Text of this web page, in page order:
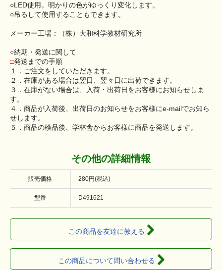
○LED使用。明かりの色がゆっくり変化します。
○吊るして使用することもできます。
メーカー工場：（株）大和科学教材研究所
○納期・発送に関して
□発送までの手順
１．ご注文をしていただきます。
２．在庫がある場合は翌日、翌々日に出荷できます。
３．在庫がない場合は、入荷・出荷日をお客様にお知らせしま
す。
４．商品が入荷後、出荷日のお知らせをお客様にe-mailでお知ら
せします。
５．商品の検品後、学林舎からお客様に商品を発送します。
その他の詳細情報
販売価格 280円(税込)
型番 D491621
この商品を友達に教える
この商品について問い合わせる